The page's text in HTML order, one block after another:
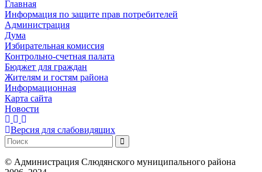
Главная
Информация по защите прав потребителей
Администрация
Дума
Избирательная комиссия
Контрольно-счетная палата
Бюджет для граждан
Жителям и гостям района
Информационная
Карта сайта
Новости
Версия для слабовидящих
© Администрация Слюдянского муниципального района